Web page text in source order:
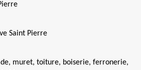
Saint Pierre
muret, toiture, boiserie, ferronerie,